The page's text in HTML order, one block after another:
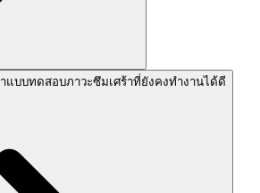
บบทดสอบภาวะซึมเศร้าที่ยังคงทำงานได้ดี